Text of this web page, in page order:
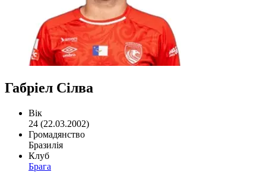
Габріел Сілва
Вік
24 (22.03.2002)
Громадянство
Бразилія
Клуб
Брага